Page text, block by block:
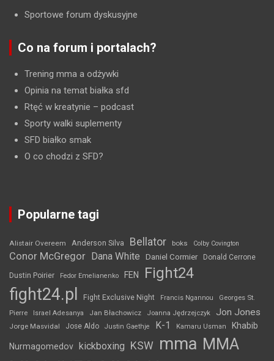
Sportowe forum dyskusyjne
Co na forum i portalach?
Trening mma a odżywki
Opinia na temat białka sfd
Rtęć w kreatynie – podcast
Sporty walki suplementy
SFD białko smak
O co chodzi z SFD?
Popularne tagi
Alistair Overeem Anderson Silva Bellator boks Colby Covington
Conor McGregor Dana White Daniel Cormier Donald Cerrone
Dustin Poirier Fedor Emelianenko FEN Fight24
fight24.pl Fight Exclusive Night Francis Ngannou
Georges St.
Pierre
Israel Adesanya Jan Błachowicz Joanna Jędrzejczyk Jon Jones
Jorge Masvidal Jose Aldo Justin Gaethje K-1 Kamaru Usman Khabib
Nurmagomedov kickboxing KSW mma MMA